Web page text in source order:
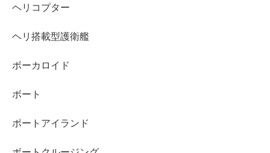
ヘリコプター
ヘリ搭載型護衛艦
ボーカロイド
ボート
ポートアイランド